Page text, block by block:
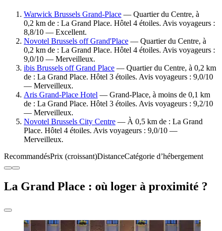
Warwick Brussels Grand-Place — Quartier du Centre, à
0,2 km de : La Grand Place. Hôtel 4 étoiles. Avis voyageurs :
8,8/10 — Excellent.
Novotel Brussels off Grand'Place — Quartier du Centre, à
0,2 km de : La Grand Place. Hôtel 4 étoiles. Avis voyageurs :
9,0/10 — Merveilleux.
ibis Brussels off Grand Place — Quartier du Centre, à 0,2 km
de : La Grand Place. Hôtel 3 étoiles. Avis voyageurs : 9,0/10
— Merveilleux.
Aris Grand-Place Hotel — Grand-Place, à moins de 0,1 km
de : La Grand Place. Hôtel 3 étoiles. Avis voyageurs : 9,2/10
— Merveilleux.
Novotel Brussels City Centre — À 0,5 km de : La Grand
Place. Hôtel 4 étoiles. Avis voyageurs : 9,0/10 —
Merveilleux.
RecommandésPrix (croissant)DistanceCatégorie d’hébergement
La Grand Place : où loger à proximité ?